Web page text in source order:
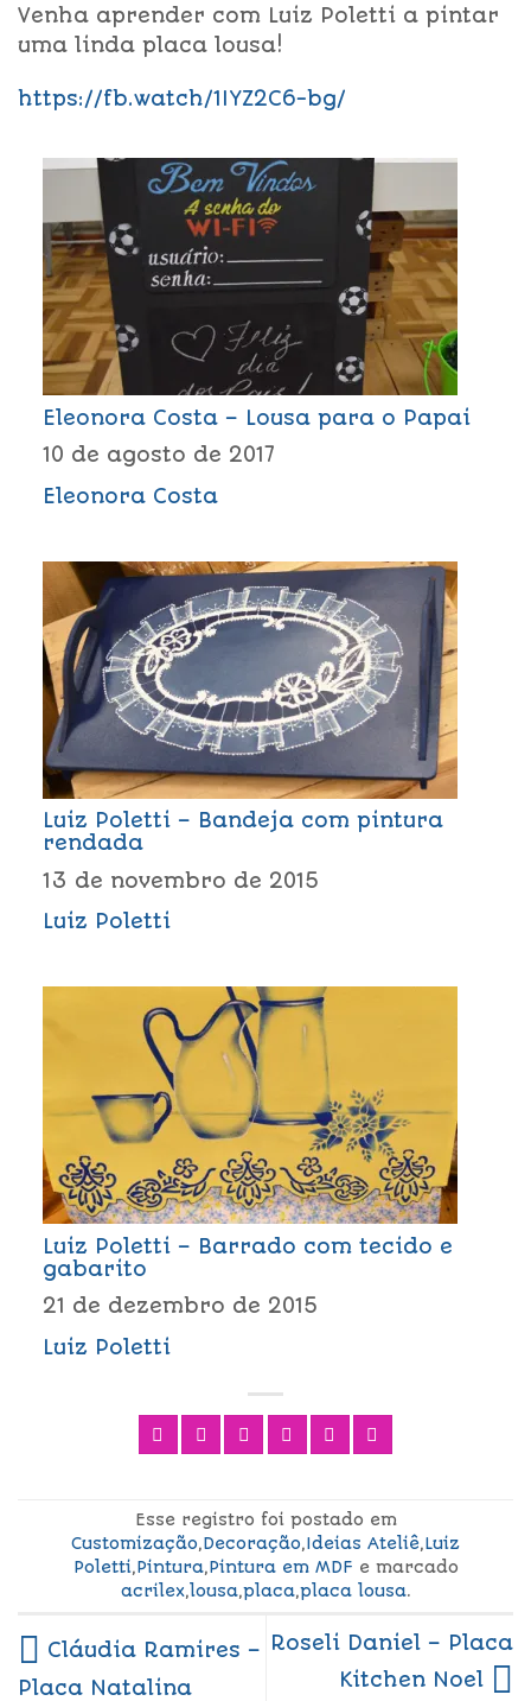
Venha aprender com Luiz Poletti a pintar
uma linda placa lousa!
https://fb.watch/1IYZ2C6-bg/
Eleonora Costa – Lousa para o Papai
10 de agosto de 2017
Eleonora Costa
Luiz Poletti – Bandeja com pintura
rendada
13 de novembro de 2015
Luiz Poletti
Luiz Poletti – Barrado com tecido e
gabarito
21 de dezembro de 2015
Luiz Poletti
Esse registro foi postado em
Customização,Decoração,Ideias Ateliê,Luiz
Poletti,Pintura,Pintura em MDF e marcado
acrilex,lousa,placa,placa lousa.
Cláudia Ramires –
Placa Natalina
Roseli Daniel – Placa
Kitchen Noel